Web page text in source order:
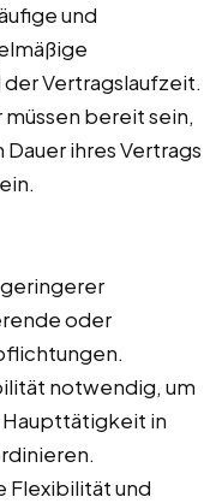
und
Vertragslaufzeit.
bereit sein,
ihres Vertrags
oder
notwendig, um
in
Flexibilität und